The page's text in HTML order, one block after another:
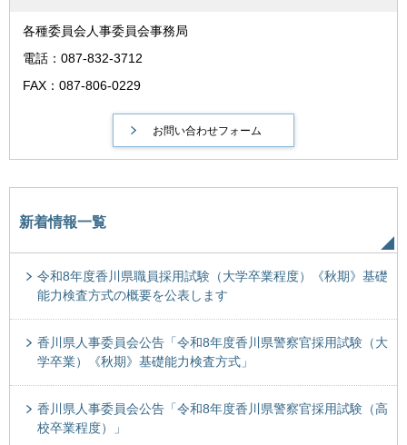
各種委員会人事委員会事務局
電話：087-832-3712
FAX：087-806-0229
新着情報一覧
令和8年度香川県職員採用試験（大学卒業程度）《秋期》基礎
能力検査方式の概要を公表します
香川県人事委員会公告「令和8年度香川県警察官採用試験（大
学卒業）《秋期》基礎能力検査方式」
香川県人事委員会公告「令和8年度香川県警察官採用試験（高
校卒業程度）」